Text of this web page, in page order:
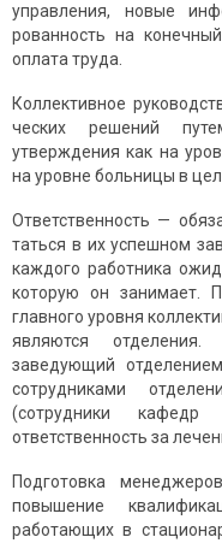
управления, новые
рованность на
оплата труда.
Коллективное
ческих решений
утверждения как на
на уровне больницы в
Ответственность —
таться в их успешном
каждого работника
которую он занимает.
главного уровня
являются
заведующий
сотрудниками
(сотрудники
ответственность за
Подготовка
повышение
работаю­щих в